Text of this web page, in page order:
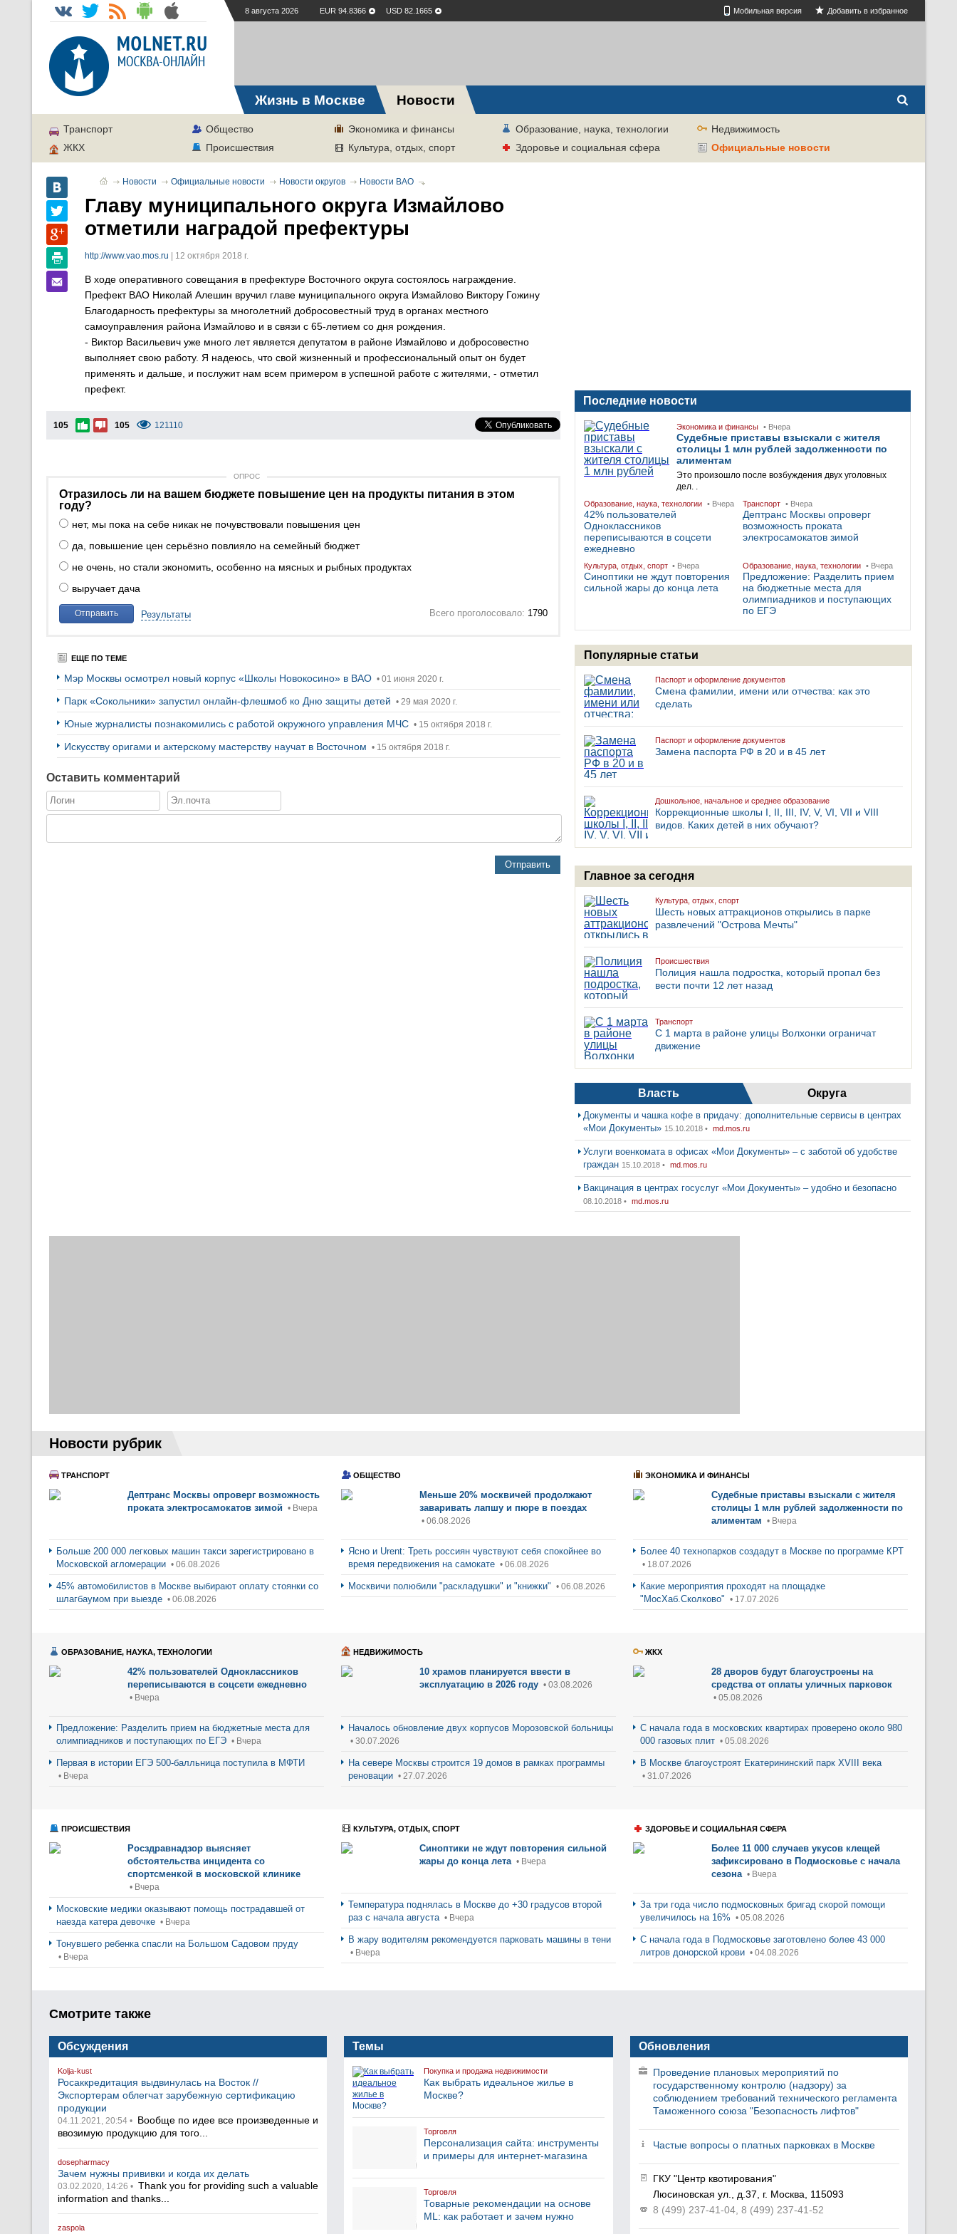
8 августа 2026 EUR 94.8366 USD 82.1665 Мобильная версия Добавить в избранное
Жизнь в Москве Новости
Транспорт Общество Экономика и финансы Образование, наука, технологии
Недвижимость
ЖКХ
Происшествия Культура, отдых, спорт Здоровье и социальная сфера Официальные новости
Новости Официальные новости Новости округов Новости ВАО
Главу муниципального округа Измайлово
отметили наградой префектуры
http://www.vao.mos.ru | 12 октября 2018 г.
В ходе оперативного совещания в префектуре Восточного округа состоялось награждение.
Префект ВАО Николай Алешин вручил главе муниципального округа Измайлово Виктору Гожину
Благодарность префектуры за многолетний добросовестный труд в органах местного
самоуправления района Измайлово и в связи с 65-летием со дня рождения.
- Виктор Васильевич уже много лет является депутатом в районе Измайлово и добросовестно
выполняет свою работу. Я надеюсь, что свой жизненный и профессиональный опыт он будет
применять и дальше, и послужит нам всем примером в успешной работе с жителями, - отметил
префект.
105 105 121110
ОПРОС
Отразилось ли на вашем бюджете повышение цен на продукты питания в этом
году?
нет, мы пока на себе никак не почувствовали повышения цен
да, повышение цен серьёзно повлияло на семейный бюджет
не очень, но стали экономить, особенно на мясных и рыбных продуктах
выручает дача
Отправить Результаты Всего проголосовало: 1790
ЕЩЕ ПО ТЕМЕ
Мэр Москвы осмотрел новый корпус «Школы Новокосино» в ВАО • 01 июня 2020 г.
Парк «Сокольники» запустил онлайн-флешмоб ко Дню защиты детей • 29 мая 2020 г.
Юные журналисты познакомились с работой окружного управления МЧС • 15 октября 2018 г.
Искусству оригами и актерскому мастерству научат в Восточном • 15 октября 2018 г.
Оставить комментарий
Отправить
Последние новости
Экономика и финансы • Вчера
Судебные приставы взыскали с жителя
столицы 1 млн рублей задолженности по
алиментам
Это произошло после возбуждения двух уголовных
дел. .
Образование, наука, технологии • Вчера
42% пользователей
Одноклассников
переписываются в соцсети
ежедневно
Транспорт • Вчера
Дептранс Москвы опроверг
возможность проката
электросамокатов зимой
Культура, отдых, спорт • Вчера
Синоптики не ждут повторения
сильной жары до конца лета
Образование, наука, технологии • Вчера
Предложение: Разделить прием
на бюджетные места для
олимпиадников и поступающих
по ЕГЭ
Популярные статьи
Паспорт и оформление документов
Смена фамилии, имени или отчества: как это
сделать
Паспорт и оформление документов
Замена паспорта РФ в 20 и в 45 лет
Дошкольное, начальное и среднее образование
Коррекционные школы I, II, III, IV, V, VI, VII и VIII
видов. Каких детей в них обучают?
Главное за сегодня
Культура, отдых, спорт
Шесть новых аттракционов открылись в парке
развлечений "Острова Мечты"
Происшествия
Полиция нашла подростка, который пропал без
вести почти 12 лет назад
Транспорт
С 1 марта в районе улицы Волхонки ограничат
движение
Власть Округа
Документы и чашка кофе в придачу: дополнительные сервисы в центрах
«Мои Документы» 15.10.2018 • md.mos.ru
Услуги военкомата в офисах «Мои Документы» – с заботой об удобстве
граждан 15.10.2018 • md.mos.ru
Вакцинация в центрах госуслуг «Мои Документы» – удобно и безопасно
08.10.2018 • md.mos.ru
Новости рубрик
ТРАНСПОРТ
Дептранс Москвы опроверг возможность
проката электросамокатов зимой • Вчера
Больше 200 000 легковых машин такси зарегистрировано в
Московской агломерации • 06.08.2026
45% автомобилистов в Москве выбирают оплату стоянки со
шлагбаумом при выезде • 06.08.2026
ОБЩЕСТВО
Меньше 20% москвичей продолжают
заваривать лапшу и пюре в поездах
• 06.08.2026
Ясно и Urent: Треть россиян чувствуют себя спокойнее во
время передвижения на самокате • 06.08.2026
Москвичи полюбили "раскладушки" и "книжки" • 06.08.2026
ЭКОНОМИКА И ФИНАНСЫ
Судебные приставы взыскали с жителя
столицы 1 млн рублей задолженности по
алиментам • Вчера
Более 40 технопарков создадут в Москве по программе КРТ
• 18.07.2026
Какие мероприятия проходят на площадке
"МосХаб.Сколково" • 17.07.2026
ОБРАЗОВАНИЕ, НАУКА, ТЕХНОЛОГИИ
42% пользователей Одноклассников
переписываются в соцсети ежедневно
• Вчера
Предложение: Разделить прием на бюджетные места для
олимпиадников и поступающих по ЕГЭ • Вчера
Первая в истории ЕГЭ 500-балльница поступила в МФТИ
• Вчера
НЕДВИЖИМОСТЬ
10 храмов планируется ввести в
эксплуатацию в 2026 году • 03.08.2026
Началось обновление двух корпусов Морозовской больницы
• 30.07.2026
На севере Москвы строится 19 домов в рамках программы
реновации • 27.07.2026
ЖКХ
28 дворов будут благоустроены на
средства от оплаты уличных парковок
• 05.08.2026
С начала года в московских квартирах проверено около 980
000 газовых плит • 05.08.2026
В Москве благоустроят Екатерининский парк XVIII века
• 31.07.2026
ПРОИСШЕСТВИЯ
Росздравнадзор выясняет
обстоятельства инцидента со
спортсменкой в московской клинике
• Вчера
Московские медики оказывают помощь пострадавшей от
наезда катера девочке • Вчера
Тонувшего ребенка спасли на Большом Садовом пруду
• Вчера
КУЛЬТУРА, ОТДЫХ, СПОРТ
Синоптики не ждут повторения сильной
жары до конца лета • Вчера
Температура поднялась в Москве до +30 градусов второй
раз с начала августа • Вчера
В жару водителям рекомендуется парковать машины в тени
• Вчера
ЗДОРОВЬЕ И СОЦИАЛЬНАЯ СФЕРА
Более 11 000 случаев укусов клещей
зафиксировано в Подмосковье с начала
сезона • Вчера
За три года число подмосковных бригад скорой помощи
увеличилось на 16% • 05.08.2026
С начала года в Подмосковье заготовлено более 43 000
литров донорской крови • 04.08.2026
Смотрите также
Обсуждения
Kolja-kust
Росаккредитация выдвинулась на Восток //
Экспортерам облегчат зарубежную сертификацию
продукции
04.11.2021, 20:54 • Вообще по идее все произведенные и
ввозимую продукцию для того...
dosepharmacy
Зачем нужны прививки и когда их делать
03.02.2020, 14:26 • Thank you for providing such a valuable
information and thanks...
zaspola
Темы
Покупка и продажа недвижимости
Как выбрать идеальное жилье в
Москве?
Торговля
Персонализация сайта: инструменты
и примеры для интернет-магазина
Торговля
Товарные рекомендации на основе
ML: как работает и зачем нужно
Обновления
Проведение плановых мероприятий по
государственному контролю (надзору) за
соблюдением требований технического регламента
Таможенного союза "Безопасность лифтов"
Частые вопросы о платных парковках в Москве
ГКУ "Центр квотирования"
Люсиновская ул., д.37, г. Москва, 115093
8 (499) 237-41-04, 8 (499) 237-41-52